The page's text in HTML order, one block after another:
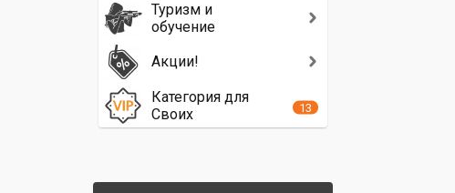
Туризм и
обучение
Акции!
Категория для
Своих
13